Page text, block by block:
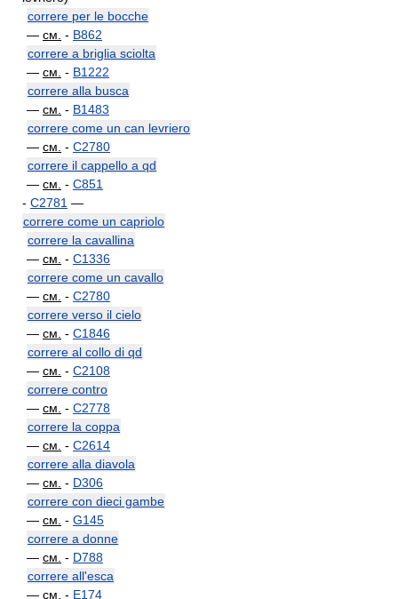
correre per le bocche
— см. - B862
correre a briglia sciolta
— см. - B1222
correre alla busca
— см. - B1483
correre come un can levriero
— см. - C2780
correre il cappello a qd
— см. - C851
- C2781 —
correre come un capriolo
correre la cavallina
— см. - C1336
correre come un cavallo
— см. - C2780
correre verso il cielo
— см. - C1846
correre al collo di qd
— см. - C2108
correre contro
— см. - C2778
correre la coppa
— см. - C2614
correre alla diavola
— см. - D306
correre con dieci gambe
— см. - G145
correre a donne
— см. - D788
correre all'esca
— см. - E174